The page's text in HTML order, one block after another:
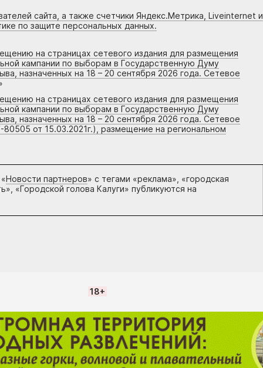
сайта, а также счетчики Яндекс.Метрика, Liveinternet и
по защите персональных данных.
на страницах сетевого издания для размещения
кампании по выборам в Государственную Думу
назначенных на 18 – 20 сентября 2026 года. Сетевое
на страницах сетевого издания для размещения
кампании по выборам в Государственную Думу
назначенных на 18 – 20 сентября 2026 года. Сетевое
от 15.03.2021г.), размещение на региональном
Новости партнеров» с тегами «реклама», «городская
«Городской голова Калуги» публикуются на
18+